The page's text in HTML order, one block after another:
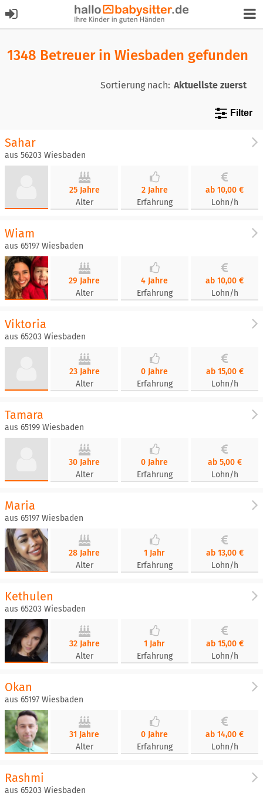
1348 Betreuer in Wiesbaden gefunden
Sortierung nach:
Filter
Sahar
aus 56203 Wiesbaden
25 Jahre
Alter
2 Jahre
Erfahrung
ab 10,00 €
Lohn/h
Wiam
aus 65197 Wiesbaden
29 Jahre
Alter
4 Jahre
Erfahrung
ab 10,00 €
Lohn/h
Viktoria
aus 65203 Wiesbaden
23 Jahre
Alter
0 Jahre
Erfahrung
ab 15,00 €
Lohn/h
Tamara
aus 65199 Wiesbaden
30 Jahre
Alter
0 Jahre
Erfahrung
ab 5,00 €
Lohn/h
Maria
aus 65197 Wiesbaden
28 Jahre
Alter
1 Jahr
Erfahrung
ab 13,00 €
Lohn/h
Kethulen
aus 65203 Wiesbaden
32 Jahre
Alter
1 Jahr
Erfahrung
ab 15,00 €
Lohn/h
Okan
aus 65197 Wiesbaden
31 Jahre
Alter
0 Jahre
Erfahrung
ab 14,00 €
Lohn/h
Rashmi
aus 65203 Wiesbaden